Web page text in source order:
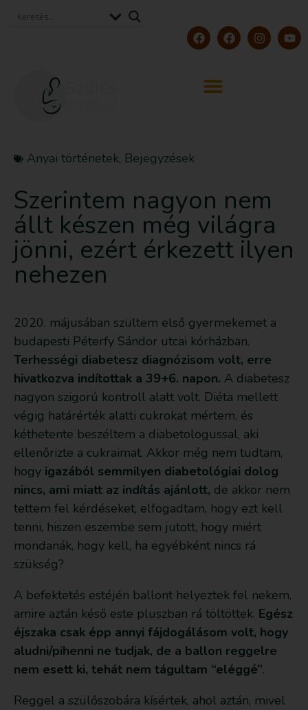
Anyai történetek, Bejegyzések
Szerintem nagyon nem
állt készen még világra
jönni, ezért érkezett ilyen
nehezen
2020. májusában szültem első gyermekemet a
budapesti Péterfy Sándor utcai kórházban.
Terhességi diabetesz diagnózisom volt, erre
hivatkozva indítottak a 39+6. napon. A diabetesz
nagyon szigorú kontroll alatt volt. Diéta mellett
végig határérték alatti cukrokat mértem, és
kéthetente beszéltem a diabetologussal, aki
ellenőrizte a cukraimat. Akkor még nem tudtam,
hogy igazából semmilyen diabetológiai dolog
nincs, ami miatt az indítás ajánlott, de akkor nem
tettem fel kérdéseket, elfogadtam, hogy ezt kell
tenni, hiszen eszembe sem jutott, hogy miért
mondanák, hogy kell, ha egyébként nincs rá
szükség?
A befektetés estéjén ballont helyeztek fel nekem,
amire aztán késő este pluszban rá töltöttek. Egész
éjszaka csak épp annyi fájdogálásom volt, hogy
aludni/pihenni ne tudjak, de a ballon reggelre
nem esett ki, tehát nem tágultam “eléggé”.
Reggel a szülőszobára kísértek, ahol aztán, mivel